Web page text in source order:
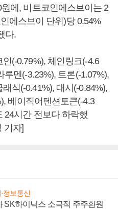
에, 비트코인에스브이는 2
에스브이 단위)당 0.54%
다.
(-0.79%), 체인링크(-4.6
루멘(-3.23%), 트론(-1.07%),
식(-0.41%), 대시(-0.84%),
베이직어텐션토큰(-4.3
24시간 전보다 하락했
기자]
정보통신
SK하이닉스 소극적 주주환원